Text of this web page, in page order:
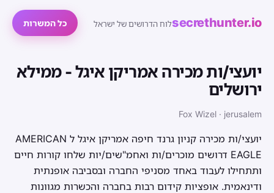
secrethunter.ioלוח הדרושים של ישראל כל המשרות
יועצי/ות מכירה אמריקן איגל - ממילא
ירושלים
Fox Wizel · jerusalem
יועצי/ות מכירה קניון גרנד חיפה אמריקן איגל ל AMERICAN
EAGLE דרושים מוכרים/ות ואחמ"שים/יות שלחו קורות חיים
ותתחילו לעבוד באחד מסניפי החברה ובסביבה אופנתית
ודינאמית. אופציות קידום רבות בחברה והכשרות מגוונות